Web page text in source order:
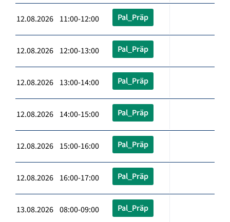
12.08.2026 11:00-12:00 Pal_Präp
12.08.2026 12:00-13:00 Pal_Präp
12.08.2026 13:00-14:00 Pal_Präp
12.08.2026 14:00-15:00 Pal_Präp
12.08.2026 15:00-16:00 Pal_Präp
12.08.2026 16:00-17:00 Pal_Präp
13.08.2026 08:00-09:00 Pal_Präp